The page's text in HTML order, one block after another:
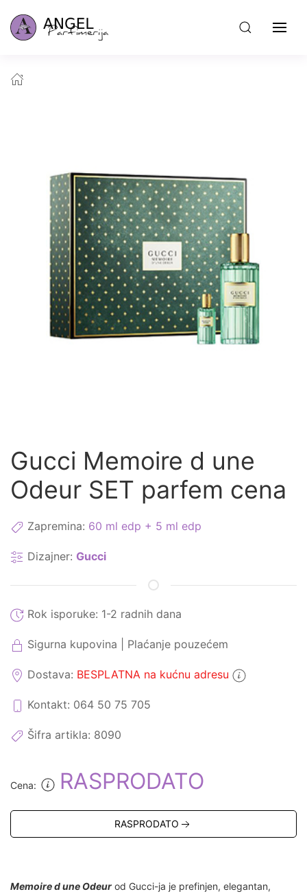
Gucci Memoire d une
Odeur SET parfem cena
Zapremina: 60 ml edp + 5 ml edp
Dizajner: Gucci
Rok isporuke: 1-2 radnih dana
Sigurna kupovina | Plaćanje pouzećem
Dostava: BESPLATNA na kućnu adresu
Kontakt: 064 50 75 705
Šifra artikla: 8090
Cena: RASPRODATO
RASPRODATO
Memoire d une Odeur od Gucci-ja je prefinjen, elegantan,